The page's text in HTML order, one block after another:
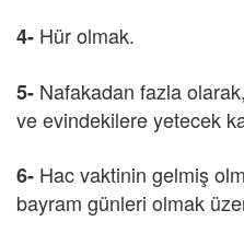
4- Hür olmak.
5- Nafakadan fazla
ve evindekilere yetecek
6- Hac vaktinin gelmiş
bayram günleri olmak